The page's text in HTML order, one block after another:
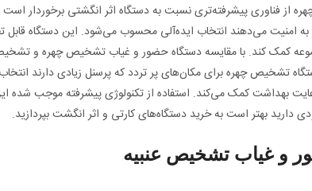
از فناوری پیشرفته‌تری نسبت به دستگاه اثر انگشتی برخوردار است
امنیت می‌دهند انتخاب ایده‌آلی محسوب می‌شود. این دستگاه قابل
کمک کند. با مقایسه دستگاه حضور و غیاب تشخیص چهره و
تشخیص چهره برای مکان‌های پر تردد که پرسنل زیادی دارند
بهداشت کمک می‌کند. استفاده از تکنولوژی پیشرفته موجب شده
دارید بهتر است به خرید دستگاه‌های کارتی و اثر انگشت بپردازید.